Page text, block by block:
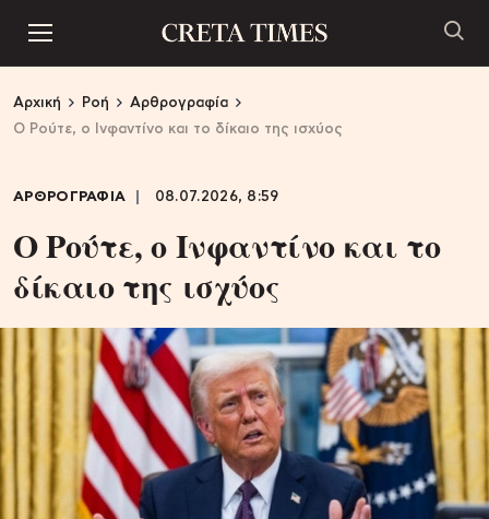
Αρχική Ροή
Αρθρογραφία
Ο Ρούτε, ο Ινφαντίνο και το δίκαιο της ισχύος
ΑΡΘΡΟΓΡΑΦΙΑ 08.07.2026, 8:59
Ο Ρούτε, ο Ινφαντίνο και το
δίκαιο της ισχύος